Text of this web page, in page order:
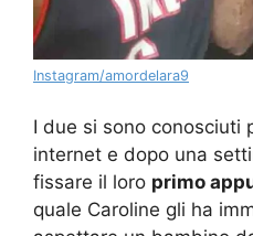
Instagram/amordelara9
I due si sono conosciuti
internet e dopo una
fissare il loro primo
quale Caroline gli ha